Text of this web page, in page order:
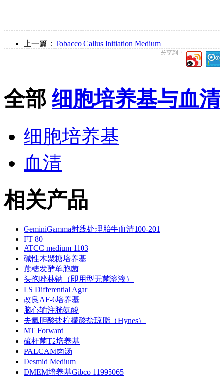
上一篇： Tobacco Callus Initiation Medium
分享到：
全部 细胞培养基与血清
细胞培养基
血清
相关产品
GeminiGamma射线处理胎牛血清100-201
FT 80
ATCC medium 1103
碱性木聚糖培养基
蔗糖发酵单胞菌
头孢唑林钠（即用型无菌溶液）
LS Differential Agar
改良AF-6培养基
脑心输注胱氨酸
去氧胆酸盐柠檬酸盐琼脂（Hynes）
MT Forward
硫杆菌T2培养基
PALCAM肉汤
Desmid Medium
DMEM培养基Gibco 11995065